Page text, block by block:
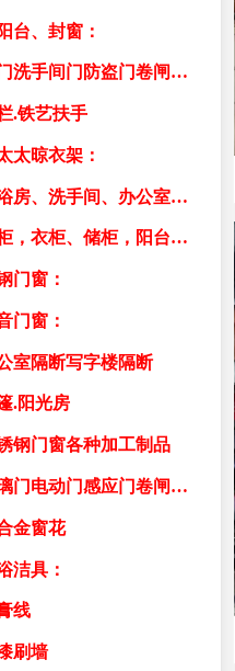
台、封窗：
房门洗手间门防盗门卷闸门车库门
.铁艺扶手
太晾衣架：
淋浴房、洗手间、办公室隔断：
橱柜，衣柜、储柜，阳台柜，书柜
门窗：
门窗：
室隔断写字楼隔断
.阳光房
钢门窗各种加工制品
玻璃门电动门感应门卷闸门车库门卷帘门
金窗花
洁具：
线
刷墙